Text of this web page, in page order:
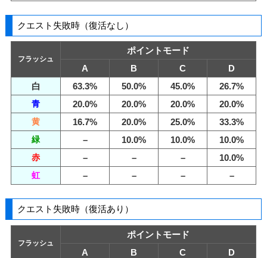
クエスト失敗時（復活なし）
フラッシュ
ポイントモード
A
B C
D
白
63.3% 50.0% 45.0% 26.7%
青 20.0% 20.0% 20.0% 20.0%
黄 16.7% 20.0% 25.0% 33.3%
緑 – 10.0% 10.0% 10.0%
赤 – – – 10.0%
虹 – – – –
クエスト失敗時（復活あり）
フラッシュ
ポイントモード
A
B C
D